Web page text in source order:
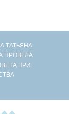
ТАТЬЯНА
ПРОВЕЛА
ПРИ